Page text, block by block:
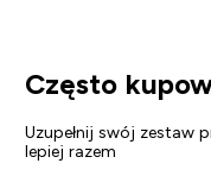
Często
Uzupełnij swój zestaw
lepiej razem